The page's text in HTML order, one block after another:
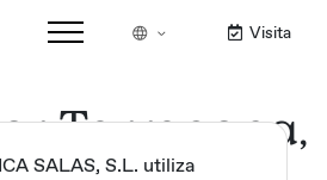
Visita
SALAS, S.L. utiliza
Tarragona,